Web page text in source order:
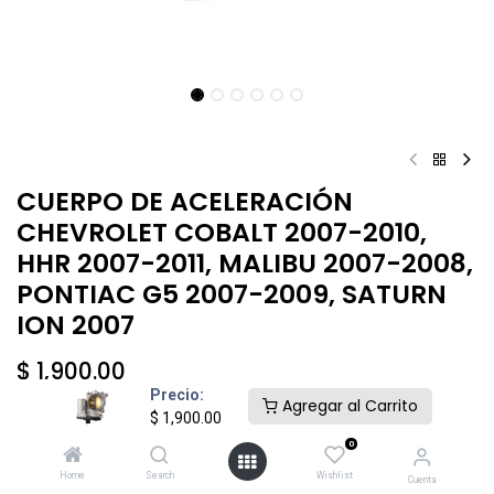
Precio:
$ 1,900.00
Agregar al Carrito
Home Search
0
Wishlist Cuenta
CUERPO DE ACELERACIÓN
CHEVROLET COBALT 2007-2010,
HHR 2007-2011, MALIBU 2007-2008,
PONTIAC G5 2007-2009, SATURN
ION 2007
$ 1,900.00